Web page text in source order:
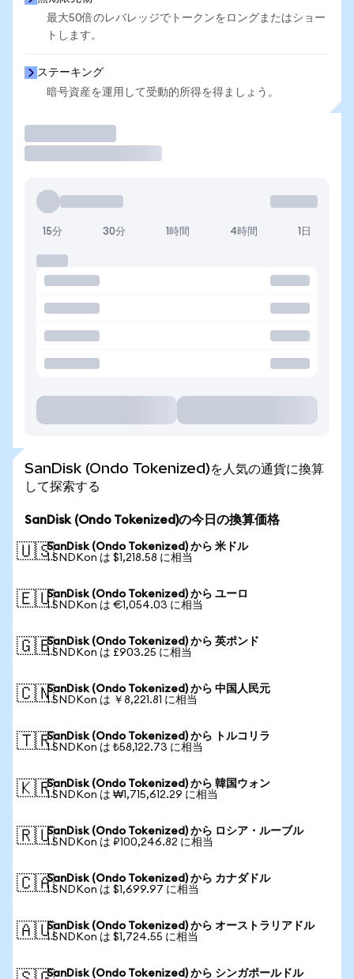
最大50倍のレバレッジでトークンをロングまたはショー
トします。
ステーキング
暗号資産を運用して受動的所得を得ましょう。
15分 30分 1時間 4時間 1日
SanDisk (Ondo Tokenized)を人気の通貨に換算
して探索する
SanDisk (Ondo Tokenized)の今日の換算価格
🇺🇸SanDisk (Ondo Tokenized) から 米ドル
1 SNDKon は $1,218.58 に相当
🇪🇺SanDisk (Ondo Tokenized) から ユーロ
1 SNDKon は €1,054.03 に相当
🇬🇧SanDisk (Ondo Tokenized) から 英ポンド
1 SNDKon は £903.25 に相当
🇨🇳SanDisk (Ondo Tokenized) から 中国人民元
1 SNDKon は ￥8,221.81 に相当
🇹🇷SanDisk (Ondo Tokenized) から トルコリラ
1 SNDKon は ₺58,122.73 に相当
🇰🇷SanDisk (Ondo Tokenized) から 韓国ウォン
1 SNDKon は ₩1,715,612.29 に相当
🇷🇺SanDisk (Ondo Tokenized) から ロシア・ルーブル
1 SNDKon は ₽100,246.82 に相当
🇨🇦SanDisk (Ondo Tokenized) から カナダドル
1 SNDKon は $1,699.97 に相当
🇦🇺SanDisk (Ondo Tokenized) から オーストラリアドル
1 SNDKon は $1,724.55 に相当
SanDisk (Ondo Tokenized) から シンガポールドル